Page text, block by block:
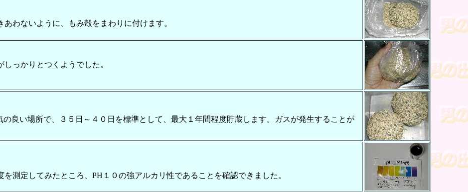
わないように、もみ殻をまわりに付けます。
っかりとつくようでした。
い場所で、３５日～４０日を標準として、最大１年間程度貯蔵します。ガスが発生することが
測定してみたところ、PH１０の強アルカリ性であることを確認できました。